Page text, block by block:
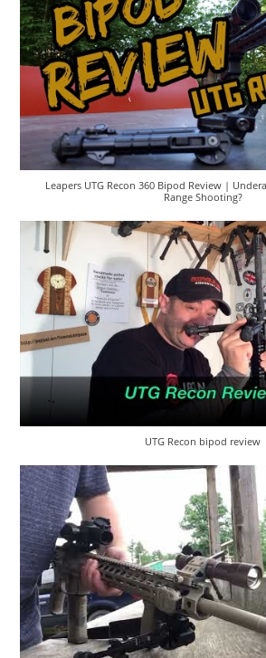
Leapers UTG Recon 360 Bipod Review |
Range Shooting?
UTG Recon bipod review